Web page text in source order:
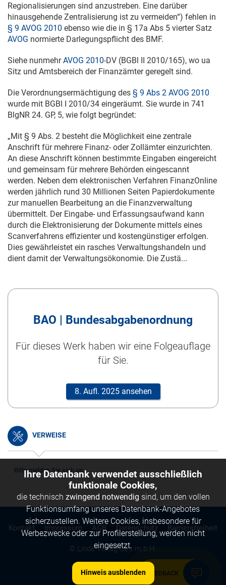
FEEDBACK
Regionalisierungen sind anzustreben. Eine darüber
hinausgehende Zentralisierung ist zu vermeiden“) fehlen in
§ 9 AVOG 2010 ebenso wie die in § 17a Abs 5 vierter Satz
AVOG normierte Darlegungspflicht des BMF.
Siehe nunmehrAVOG 2010-DV (BGBl II 2010/165), wo ua
Sitz und Amtsbereich der Finanzämter geregelt sind.
Die Verordnungsermächtigung des § 9 Abs 2 AVOG 2010
wurde mit BGBl I 2010/34 eingeräumt. Sie wurde in 741
BlgNR 24. GP, 5, wie folgt begründet:
„Mit § 9 Abs. 2 besteht die Möglichkeit eine zentrale
Anschrift für mehrere Finanz- oder Zollämter einzurichten.
An diese Anschrift können bestimmte Eingaben eingereicht
und gemeinsam für mehrere Behörden eingescannt
werden. Neben dem elektronischen Verfahren FinanzOnline
werden jährlich rund 30 Millionen Seiten Papierdokumente
zur manuellen Bearbeitung an die Finanzverwaltung
übermittelt. Der Eingabe- und Erfassungsaufwand kann
durch die Elektronisierung der Dokumente mittels eines
Scanverfahrens effizienter und kostengünstiger erfolgen.
Dies gewährleistet ein rasches Verwaltungshandeln und
dient damit der Verwaltungsökonomie. Die Zustä...
BAO | Bundesabgabenordnung
Für dieses Werk haben wir eine Folgeauflage
für Sie.
8. Aufl. 2025 ansehen
VERWEISE
Bitte melden Sie sich an.
© Linde Verlag Ges.m.b.H.
Kontakt Impressum AGB Datenschutz Barrierefreiheit
Ihre Datenbank verwendet ausschließlich
funktionale Cookies,
die technisch zwingend notwendig sind, um den vollen
Funktionsumfang unseres Datenbank-Angebotes
sicherzustellen. Weitere Cookies, insbesondere für
Werbezwecke oder zur Profilerstellung, werden nicht
eingesetzt.
Hinweis ausblenden